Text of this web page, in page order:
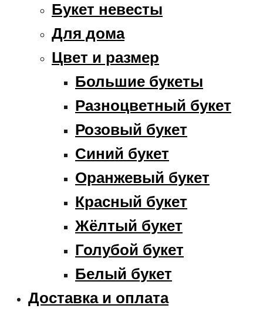
Букет невесты
Для дома
Цвет и размер
Большие букеты
Разноцветный букет
Розовый букет
Синий букет
Оранжевый букет
Красный букет
Жёлтый букет
Голубой букет
Белый букет
Доставка и оплата